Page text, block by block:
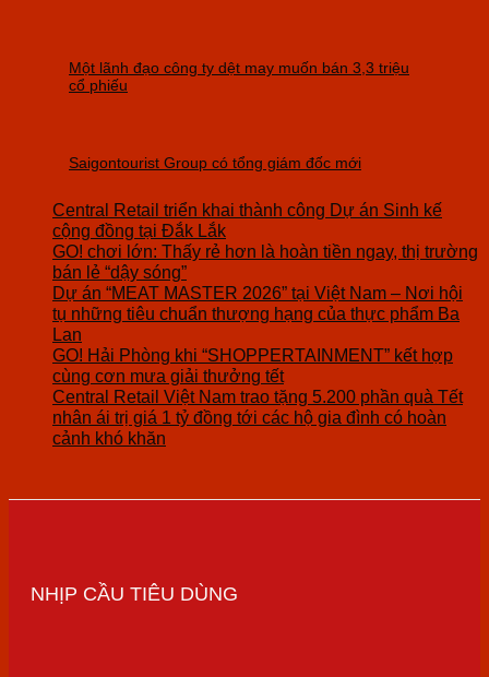
Một lãnh đạo công ty dệt may muốn bán 3,3 triệu
cổ phiếu
Saigontourist Group có tổng giám đốc mới
Central Retail triển khai thành công Dự án Sinh kế
cộng đồng tại Đắk Lắk
GO! chơi lớn: Thấy rẻ hơn là hoàn tiền ngay, thị trường
bán lẻ “dậy sóng”
Dự án “MEAT MASTER 2026” tại Việt Nam – Nơi hội
tụ những tiêu chuẩn thượng hạng của thực phẩm Ba
Lan
GO! Hải Phòng khi “SHOPPERTAINMENT” kết hợp
cùng cơn mưa giải thưởng tết
Central Retail Việt Nam trao tặng 5.200 phần quà Tết
nhân ái trị giá 1 tỷ đồng tới các hộ gia đình có hoàn
cảnh khó khăn
NHỊP CẦU TIÊU DÙNG